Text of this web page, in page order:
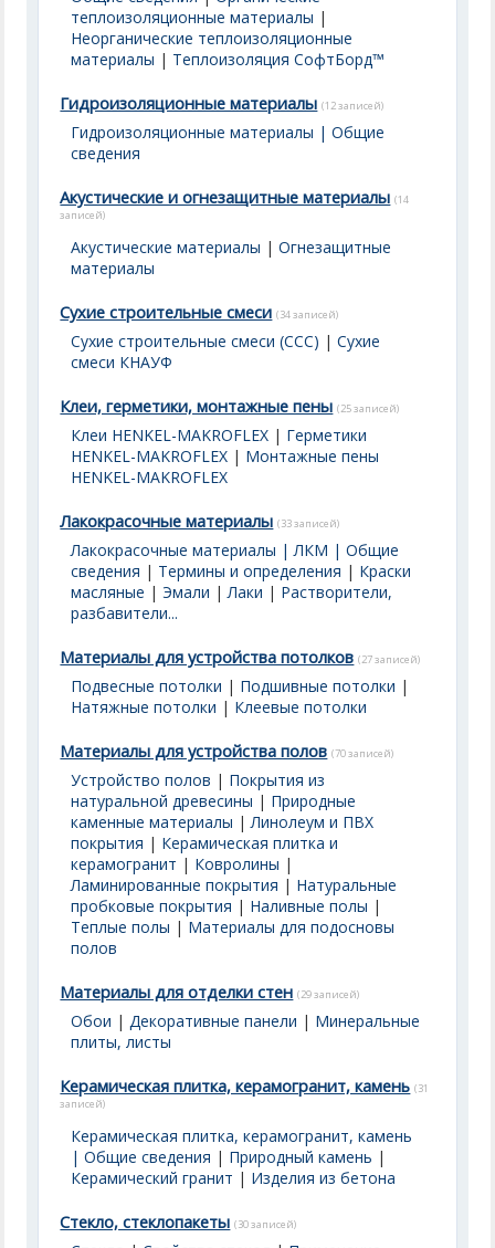
теплоизоляционные материалы |
Неорганические теплоизоляционные
материалы | Теплоизоляция СофтБорд™
Гидроизоляционные материалы (12 записей)
Гидроизоляционные материалы | Общие
сведения
Акустические и огнезащитные материалы (14
записей)
Акустические материалы |Огнезащитные
материалы
Сухие строительные смеси (34 записей)
Сухие строительные смеси (ССС) |Сухие
смеси КНАУФ
Клеи, герметики, монтажные пены (25 записей)
Клеи HENKEL-MAKROFLEX | Герметики
HENKEL-MAKROFLEX | Монтажные пены
HENKEL-MAKROFLEX
Лакокрасочные материалы (33 записей)
Лакокрасочные материалы | ЛКМ | Общие
сведения | Термины и определения | Краски
масляные |Эмали |Лаки | Растворители,
разбавители...
Материалы для устройства потолков (27 записей)
Подвесные потолки | Подшивные потолки |
Натяжные потолки | Клеевые потолки
Материалы для устройства полов (70 записей)
Устройство полов | Покрытия из
натуральной древесины | Природные
каменные материалы |Линолеум и ПВХ
покрытия | Керамическая плитка и
керамогранит | Ковролины |
Ламинированные покрытия | Натуральные
пробковые покрытия | Наливные полы |
Теплые полы | Материалы для подосновы
полов
Материалы для отделки стен (29 записей)
Обои |Декоративные панели | Минеральные
плиты, листы
Керамическая плитка, керамогранит, камень (31
записей)
Керамическая плитка, керамогранит, камень
| Общие сведения | Природный камень |
Керамический гранит | Изделия из бетона
Стекло, стеклопакеты (30 записей)